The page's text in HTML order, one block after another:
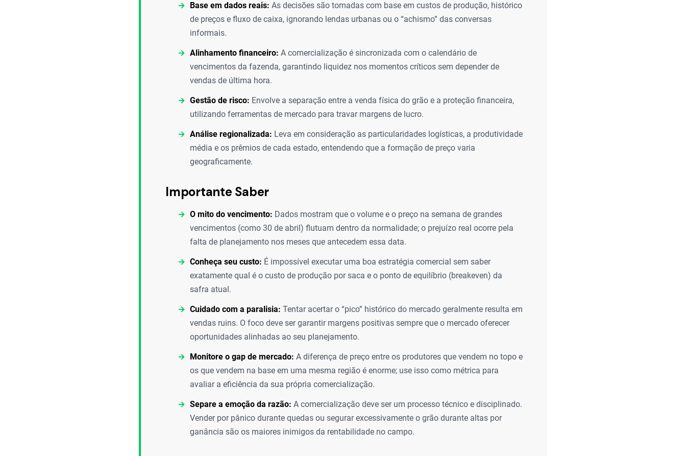
Base em dados reais: As decisões são tomadas com base em custos de produção, histórico
de preços e fluxo de caixa, ignorando lendas urbanas ou o “achismo” das conversas
informais.
Alinhamento financeiro: A comercialização é sincronizada com o calendário de
vencimentos da fazenda, garantindo liquidez nos momentos críticos sem depender de
vendas de última hora.
Gestão de risco: Envolve a separação entre a venda física do grão e a proteção financeira,
utilizando ferramentas de mercado para travar margens de lucro.
Análise regionalizada: Leva em consideração as particularidades logísticas, a produtividade
média e os prêmios de cada estado, entendendo que a formação de preço varia
geograficamente.
Importante Saber
O mito do vencimento: Dados mostram que o volume e o preço na semana de grandes
vencimentos (como 30 de abril) flutuam dentro da normalidade; o prejuízo real ocorre pela
falta de planejamento nos meses que antecedem essa data.
Conheça seu custo: É impossível executar uma boa estratégia comercial sem saber
exatamente qual é o custo de produção por saca e o ponto de equilíbrio (breakeven) da
safra atual.
Cuidado com a paralisia: Tentar acertar o “pico” histórico do mercado geralmente resulta em
vendas ruins. O foco deve ser garantir margens positivas sempre que o mercado oferecer
oportunidades alinhadas ao seu planejamento.
Monitore o gap de mercado: A diferença de preço entre os produtores que vendem no topo e
os que vendem na base em uma mesma região é enorme; use isso como métrica para
avaliar a eficiência da sua própria comercialização.
Separe a emoção da razão: A comercialização deve ser um processo técnico e disciplinado.
Vender por pânico durante quedas ou segurar excessivamente o grão durante altas por
ganância são os maiores inimigos da rentabilidade no campo.